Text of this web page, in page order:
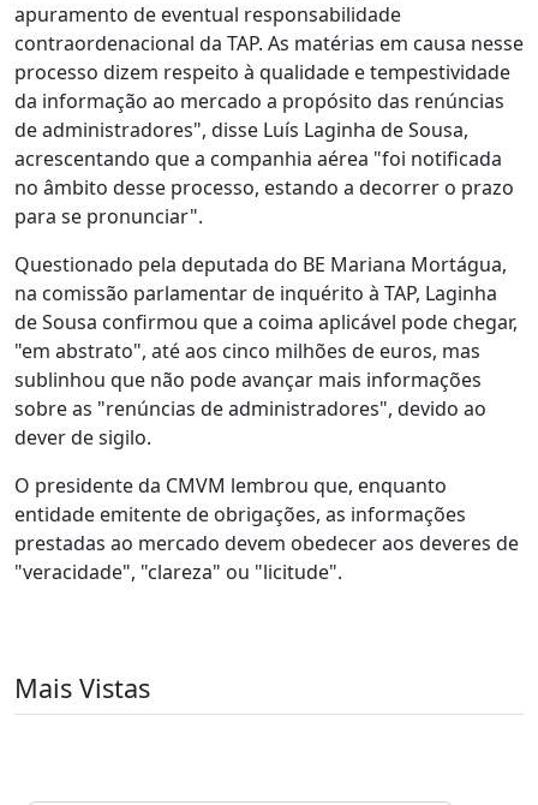
apuramento de eventual responsabilidade
contraordenacional da TAP. As matérias em causa nesse
processo dizem respeito à qualidade e tempestividade
da informação ao mercado a propósito das renúncias
de administradores", disse Luís Laginha de Sousa,
acrescentando que a companhia aérea "foi notificada
no âmbito desse processo, estando a decorrer o prazo
para se pronunciar".
Questionado pela deputada do BE Mariana Mortágua,
na comissão parlamentar de inquérito à TAP, Laginha
de Sousa confirmou que a coima aplicável pode chegar,
"em abstrato", até aos cinco milhões de euros, mas
sublinhou que não pode avançar mais informações
sobre as "renúncias de administradores", devido ao
dever de sigilo.
O presidente da CMVM lembrou que, enquanto
entidade emitente de obrigações, as informações
prestadas ao mercado devem obedecer aos deveres de
"veracidade", "clareza" ou "licitude".
Mais Vistas